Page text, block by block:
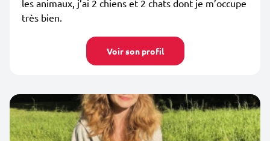
les animaux, j’ai 2 chiens et 2 chats dont je m’occupe
très bien.
Voir son profil